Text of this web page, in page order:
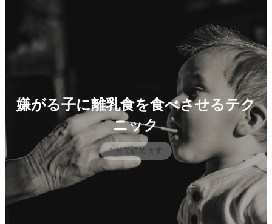
嫌がる子に離乳食を食べさせるテク
ニック
1 分で読めます